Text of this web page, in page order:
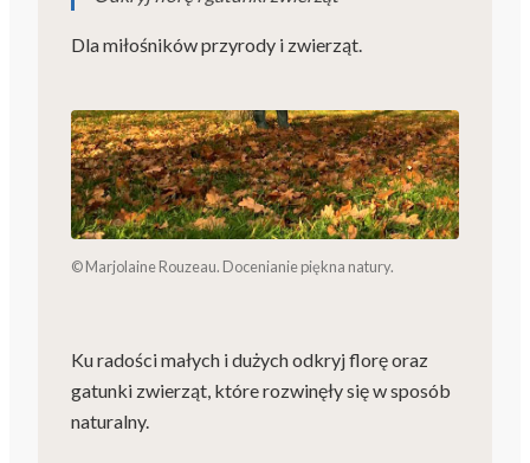
Dla miłośników przyrody i zwierząt.
© Marjolaine Rouzeau. Docenianie piękna natury.
Ku radości małych i dużych odkryj florę oraz
gatunki zwierząt, które rozwinęły się w sposób
naturalny.